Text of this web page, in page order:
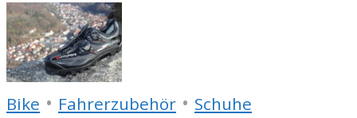
Bike • Fahrerzubehör • Schuhe